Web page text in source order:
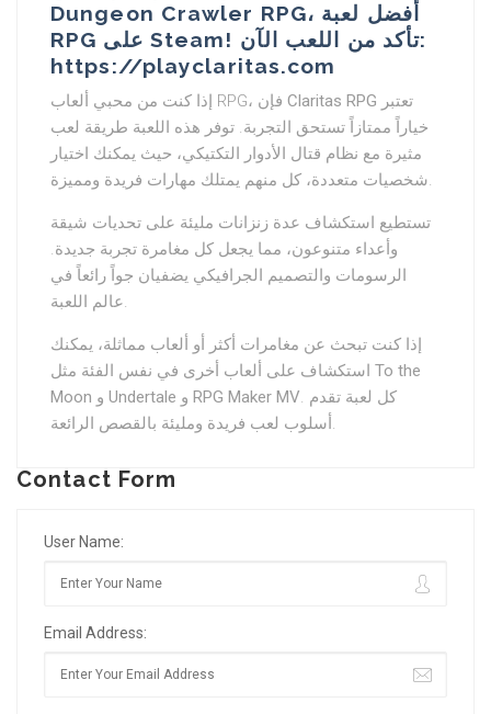
Dungeon Crawler RPG، أفضل لعبة
RPG على Steam! تأكد من اللعب الآن:
https://playclaritas.com
Claritas RPG
خياراً ممتازاً تستحق التجربة. توفر هذه اللعبة طريقة لعب
مثيرة مع نظام قتال الأدوار التكتيكي، حيث يمكنك اختيار
شخصيات متعددة، كل منهم يمتلك مهارات فريدة ومميزة.
تستطيع استكشاف عدة زنزانات مليئة على تحديات شيقة
وأعداء متنوعون، مما يجعل كل مغامرة تجربة جديدة.
الرسومات والتصميم الجرافيكي يضفيان جواً رائعاً في
عالم اللعبة.
إذا كنت تبحث عن مغامرات أكثر أو ألعاب مماثلة، يمكنك
To the
Moon
Undertale RPG Maker MV. كل لعبة تقدم
أسلوب لعب فريدة ومليئة بالقصص الرائعة.
Contact Form
User Name:
Email Address: